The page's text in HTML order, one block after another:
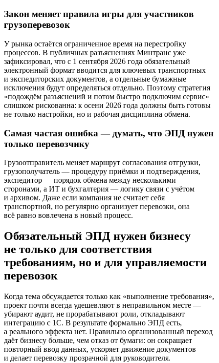
Закон меняет правила игры для участников
грузоперевозок
У рынка остаётся ограниченное время на перестройку
процессов. В публичных разъяснениях Минтранс уже
зафиксировал, что с 1 сентября 2026 года обязательный
электронный формат вводится для ключевых транспортных
и экспедиторских документов, а отдельные бумажные
исключения будут определяться отдельно. Поэтому стратегия
«подождём разъяснений и потом быстро подключим сервис»
слишком рискованна: к осени 2026 года должны быть готовы
не только настройки, но и рабочая дисциплина обмена.
Самая частая ошибка — думать, что ЭПД нужен
только перевозчику
Грузоотправитель меняет маршрут согласования отгрузки,
грузополучатель — процедуру приёмки и подтверждения,
экспедитор — порядок обмена между несколькими
сторонами, а ИТ и бухгалтерия — логику связи с учётом
и архивом. Даже если компания не считает себя
транспортной, но регулярно организует перевозки, она
всё равно вовлечена в новый процесс.
Обязательный ЭПД нужен бизнесу
не только для соответствия
требованиям, но и для управляемости
перевозок
Когда тема обсуждается только как «выполнение требования»,
проект почти всегда удешевляют в неправильном месте —
убирают аудит, не прорабатывают роли, откладывают
интеграцию с 1С. В результате формально ЭПД есть,
а реального эффекта нет. Правильно организованный переход
даёт бизнесу больше, чем отказ от бумаги: он сокращает
повторный ввод данных, ускоряет движение документов
и делает перевозку прозрачной для руководителя.